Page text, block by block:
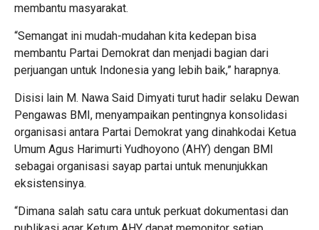
membantu masyarakat.
“Semangat ini mudah-mudahan kita kedepan bisa
membantu Partai Demokrat dan menjadi bagian dari
perjuangan untuk Indonesia yang lebih baik,” harapnya.
Disisi lain M. Nawa Said Dimyati turut hadir selaku Dewan
Pengawas BMI, menyampaikan pentingnya konsolidasi
organisasi antara Partai Demokrat yang dinahkodai Ketua
Umum Agus Harimurti Yudhoyono (AHY) dengan BMI
sebagai organisasi sayap partai untuk menunjukkan
eksistensinya.
“Dimana salah satu cara untuk perkuat dokumentasi dan